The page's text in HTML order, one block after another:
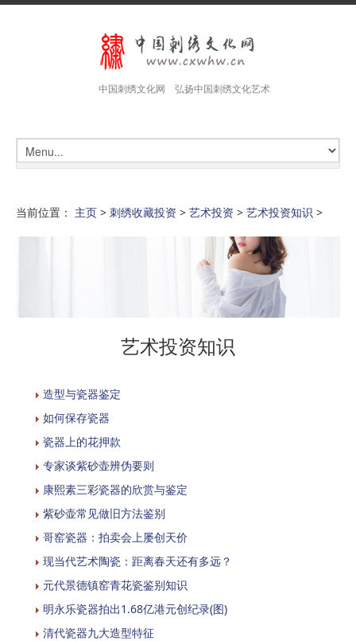
中国刺绣文化网 弘扬中国刺绣文化艺术
当前位置： 主页 > 刺绣收藏投资 > 艺术投资 > 艺术投资知识 >
艺术投资知识
造型与瓷器鉴定
如何保存瓷器
瓷器上的花押款
专家谈紫砂壶辨伪要则
康熙素三彩瓷器的欣赏与鉴定
紫砂壶常见做旧方法鉴别
哥窑瓷器：拍卖会上屡创天价
现当代艺术陶瓷：距离春天还有多远？
元代景德镇窑青花瓷鉴别知识
明永乐瓷器拍出1.68亿港元创纪录(图)
清代瓷器九大造型特征